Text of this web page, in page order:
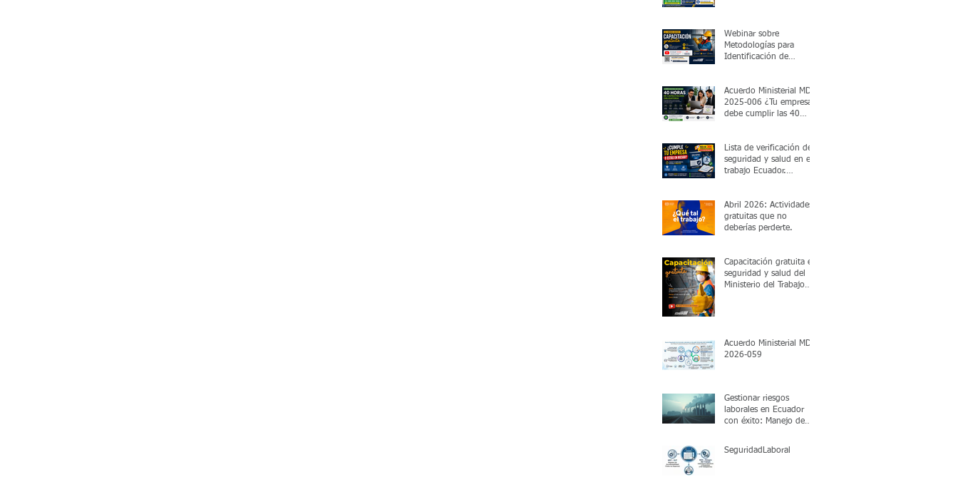
Webinar sobre
Metodologías para
Identificación de
Acuerdo Ministerial MDT-
2025-006 ¿Tu empresa
debe cumplir las 40
Lista de verificación de
seguridad y salud en el
trabajo Ecuador.
Valida en 5 minutos si
cumples con el MDT.
Abril 2026: Actividades
gratuitas que no
deberías perderte.
Capacitación gratuita en
seguridad y salud del
Ministerio del Trabajo
Acuerdo Ministerial MDT-
2026-059
Gestionar riesgos
laborales en Ecuador
con éxito: Manejo de
SeguridadLaboral